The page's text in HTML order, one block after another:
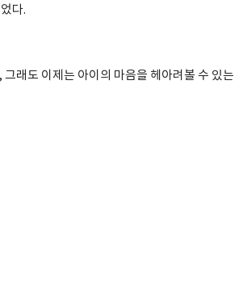
다.
래도 이제는 아이의 마음을 헤아려볼 수 있는